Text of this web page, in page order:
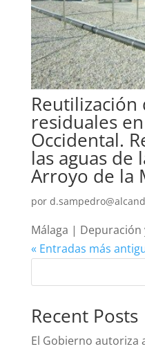
Reutilización
residuales
Occidental.
las aguas de
Arroyo de la
por
Málaga | Depuración
« Entradas más
Recent Posts
El Gobierno autoriza